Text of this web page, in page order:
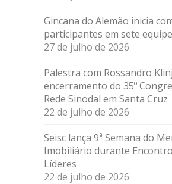
Gincana do Alemão inicia
participantes em sete
27 de julho de 2026
Palestra com Rossandro
encerramento do 35º
Rede Sinodal em Santa Cruz
22 de julho de 2026
Seisc lança 9ª Semana do
Imobiliário durante
Líderes
22 de julho de 2026